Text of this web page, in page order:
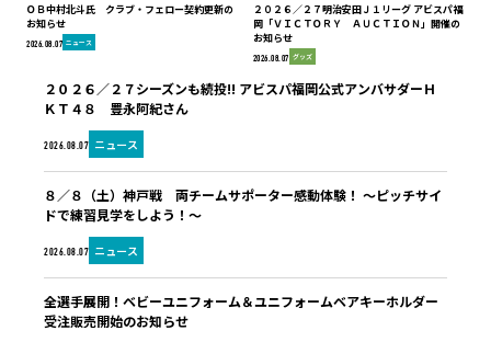
ＯＢ中村北斗氏 クラブ・フェロー契約更新の
お知らせ
2026.08.07 ニュース
２０２６／２７明治安田Ｊ１リーグ アビスパ福
岡「ＶＩＣＴＯＲＹ ＡＵＣＴＩＯＮ」開催の
お知らせ
2026.08.07 グッズ
2026.08.07 ニュース
２０２６／２７シーズンも続投!! アビスパ福岡公式アンバサダーＨ
ＫＴ４８ 豊永阿紀さん
2026.08.07 ニュース
８／８（土）神戸戦 両チームサポーター感動体験！ ～ピッチサイ
ドで練習見学をしよう！～
全選手展開！ベビーユニフォーム＆ユニフォームベアキーホルダー
受注販売開始のお知らせ